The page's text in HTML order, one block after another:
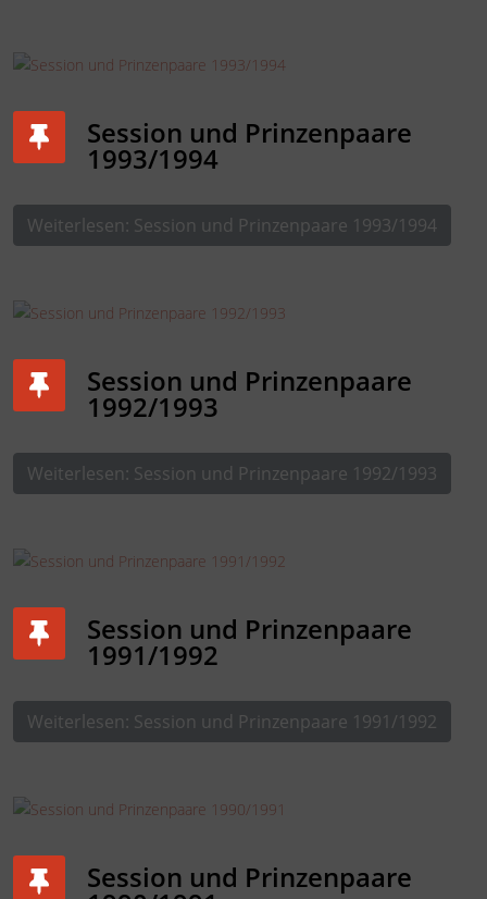
Session und Prinzenpaare
1993/1994
Weiterlesen: Session und Prinzenpaare 1993/1994
Session und Prinzenpaare
1992/1993
Weiterlesen: Session und Prinzenpaare 1992/1993
Session und Prinzenpaare
1991/1992
Weiterlesen: Session und Prinzenpaare 1991/1992
Session und Prinzenpaare